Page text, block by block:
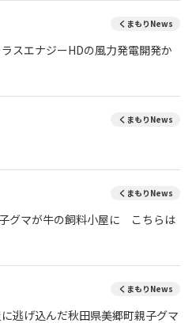
くまもりNews
エナジーHDの風力発電開発か
くまもりNews
くまもりNews
グマが牛の飼料小屋に こちらは
くまもりNews
逃げ込んだ秋田県美郷町親子グマ